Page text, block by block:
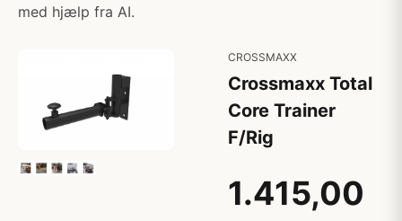
med hjælp fra AI.
CROSSMAXX
Crossmaxx Total
Core Trainer
F/Rig
1.415,00